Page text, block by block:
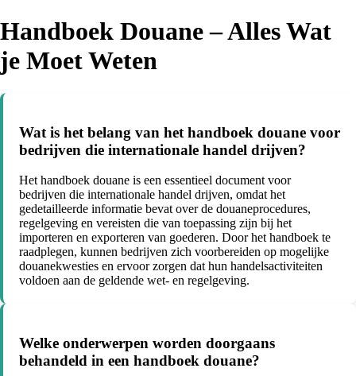
Handboek Douane – Alles Wat
je Moet Weten
Wat is het belang van het handboek douane voor
bedrijven die internationale handel drijven?
Het handboek douane is een essentieel document voor
bedrijven die internationale handel drijven, omdat het
gedetailleerde informatie bevat over de douaneprocedures,
regelgeving en vereisten die van toepassing zijn bij het
importeren en exporteren van goederen. Door het handboek te
raadplegen, kunnen bedrijven zich voorbereiden op mogelijke
douanekwesties en ervoor zorgen dat hun handelsactiviteiten
voldoen aan de geldende wet- en regelgeving.
Welke onderwerpen worden doorgaans
behandeld in een handboek douane?